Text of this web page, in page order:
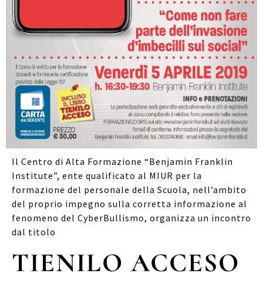
Il Centro di Alta Formazione “Benjamin Franklin
Institute”, ente qualificato al MIUR per la
formazione del personale della Scuola, nell’ambito
del proprio impegno sulla corretta informazione al
fenomeno del CyberBullismo, organizza un incontro
dal titolo
TIENILO ACCESO